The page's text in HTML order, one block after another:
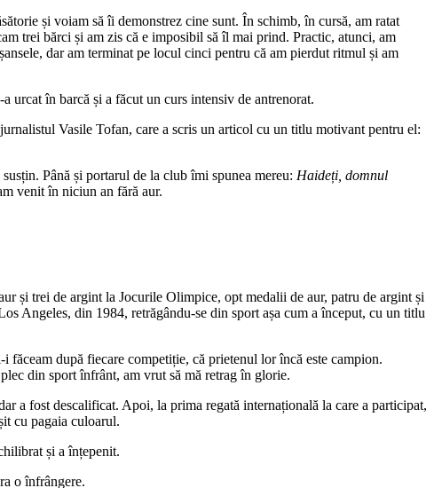
și voiam să îi demonstrez cine sunt. În schimb, în cursă, am ratat
trei bărci și am zis că e imposibil să îl mai prind. Practic, atunci, am
dar am terminat pe locul cinci pentru că am pierdut ritmul și am
urcat în barcă și a făcut un curs intensiv de antrenorat.
Vasile Tofan, care a scris un articol cu un titlu motivant pentru el:
Până și portarul de la club îmi spunea mereu: Haideți, domnul
venit în niciun an fără aur.
și trei de argint la Jocurile Olimpice, opt medalii de aur, patru de argint și
Angeles, din 1984, retrăgându-se din sport așa cum a început, cu un titlu
după fiecare competiție, că prietenul lor încă este campion.
din sport înfrânt, am vrut să mă retrag în glorie.
a fost descalificat. Apoi, la prima regată internațională la care a participat,
cu pagaia culoarul.
și a înțepenit.
o înfrângere.